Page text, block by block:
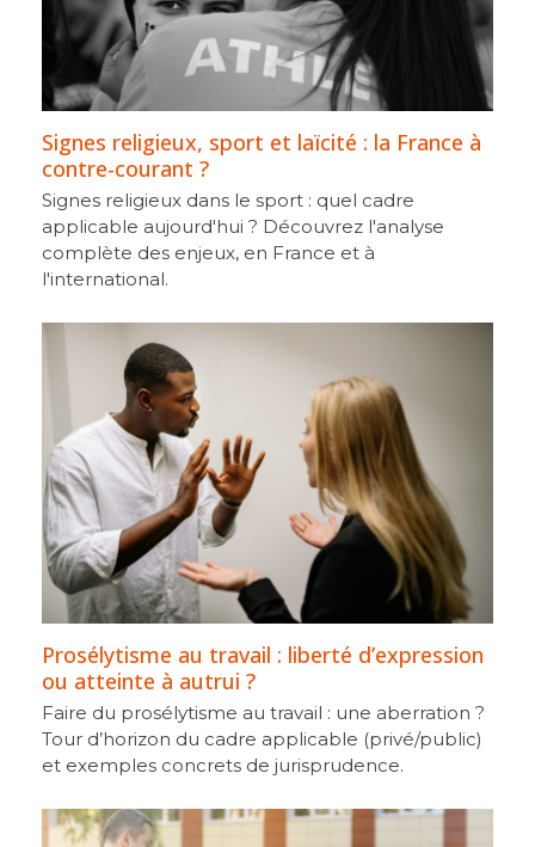
Signes religieux, sport et laïcité : la France à
contre-courant ?
Signes religieux dans le sport : quel cadre
applicable aujourd'hui ? Découvrez l'analyse
complète des enjeux, en France et à
l'international.
Prosélytisme au travail : liberté d’expression
ou atteinte à autrui ?
Faire du prosélytisme au travail : une aberration ?
Tour d’horizon du cadre applicable (privé/public)
et exemples concrets de jurisprudence.